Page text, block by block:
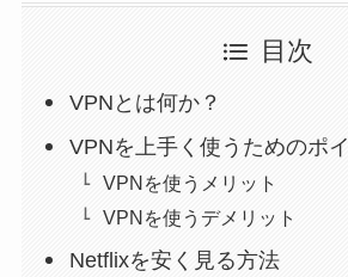
目次
VPNとは何か？
VPNを上手く使うためのポ
VPNを使うメリット
VPNを使うデメリット
Netflixを安く見る方法